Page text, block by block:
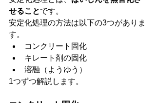
せることです。
安定化処理の方法は以下の3つがありま
す。
コンクリート固化
キレート剤の固化
溶融（ようゆう）
1つずつ解説します。